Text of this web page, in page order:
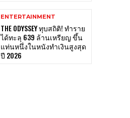
ENTERTAINMENT
THE ODYSSEY ทุบสถิติ! ทำราย
ได้ทะลุ 639 ล้านเหรียญ ขึ้น
แท่นหนึ่งในหนังทำเงินสูงสุด
ปี 2026